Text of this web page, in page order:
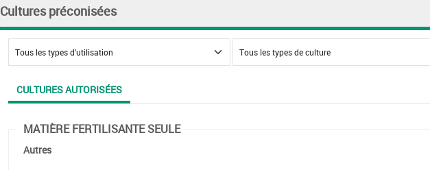
Cultures préconisées
CULTURES AUTORISÉES
MATIÈRE FERTILISANTE SEULE
Autres